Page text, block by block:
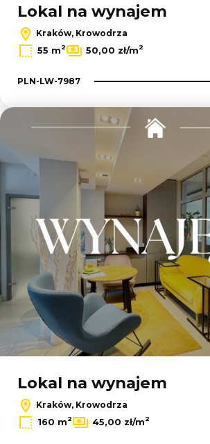
Lokal na wynajem
Kraków, Krowodrza
55 m2 50,00 zł/m2
PLN-LW-7987
Lokal na wynajem
Kraków, Krowodrza
160 m2 45,00 zł/m2